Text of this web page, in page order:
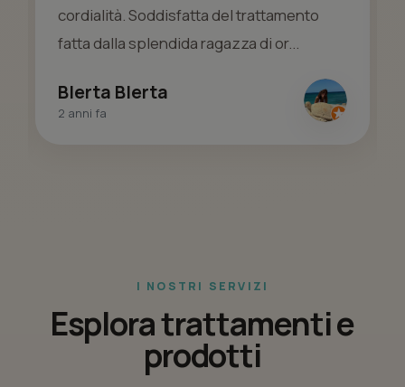
cordialità. Soddisfatta del trattamento
fatta dalla splendida ragazza di or...
Blerta Blerta
2 anni fa
I NOSTRI SERVIZI
Esplora trattamenti e
prodotti